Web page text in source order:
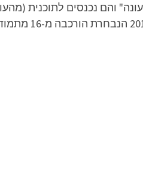
הנותרים הם "נבחרת העונה" והם נכנסים